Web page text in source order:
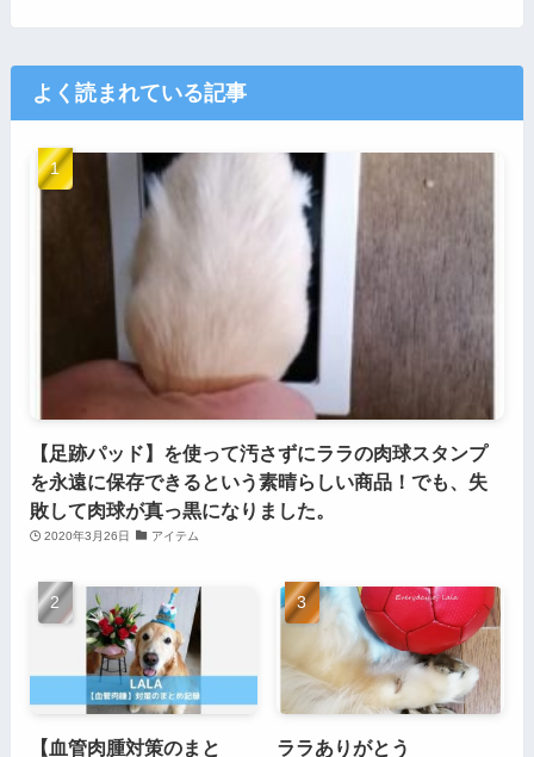
よく読まれている記事
【足跡パッド】を使って汚さずにララの肉球スタンプ
を永遠に保存できるという素晴らしい商品！でも、失
敗して肉球が真っ黒になりました。
2020年3月26日 アイテム
【血管肉腫対策のまと
ララありがとう